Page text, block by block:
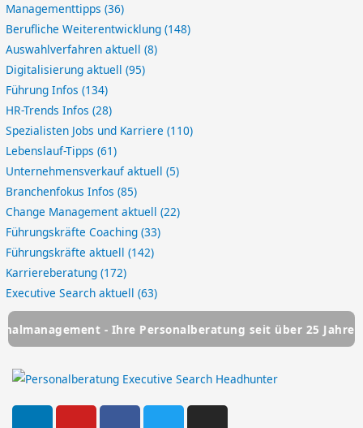
Managementtipps(36)
Berufliche Weiterentwicklung(148)
Auswahlverfahren aktuell(8)
Digitalisierung aktuell(95)
Führung Infos(134)
HR-Trends Infos(28)
Spezialisten Jobs und Karriere(110)
Lebenslauf-Tipps(61)
Unternehmensverkauf aktuell(5)
Branchenfokus Infos(85)
Change Management aktuell(22)
Führungskräfte Coaching(33)
Führungskräfte aktuell(142)
Karriereberatung(172)
Executive Search aktuell(63)
- Ihre Personalberatung seit über 25 Jahren HSC
L Y F T I